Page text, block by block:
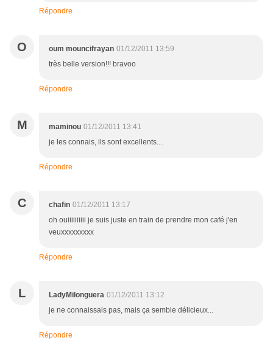
Répondre
O oum mouncifrayan 01/12/2011 13:59
très belle version!!! bravoo
Répondre
M maminou 01/12/2011 13:41
je les connais, ils sont excellents....
Répondre
C chafin 01/12/2011 13:17
oh ouiiiiiiiiii je suis juste en train de prendre mon café j'en
veuxxxxxxxxx
Répondre
L LadyMilonguera 01/12/2011 13:12
je ne connaissais pas, mais ça semble délicieux...
Répondre